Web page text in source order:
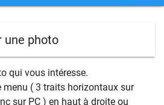
une photo
qui vous intéresse.
menu ( 3 traits horizontaux sur
sur PC ) en haut à droite ou